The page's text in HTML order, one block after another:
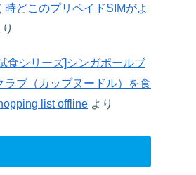
どこのプリペイドSIMがよ
食シリーズ]シンガポールブ
ラブ（カップヌードル）を食
list offline より